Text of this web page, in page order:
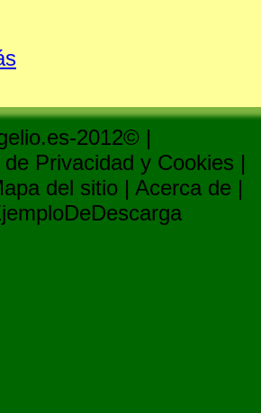
2012© |
Privacidad y Cookies |
del sitio | Acerca de |